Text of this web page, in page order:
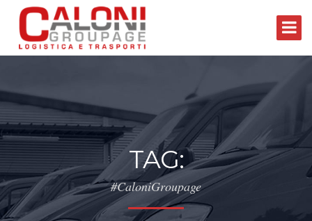
TAG:
#CaloniGroupage